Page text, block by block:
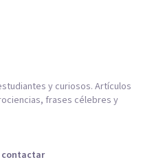
y curiosos. Artículos
frases célebres y
contactar